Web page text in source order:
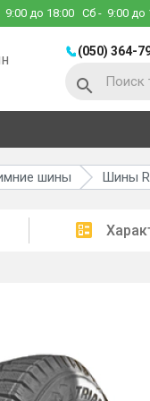
9:00 до 18:00 Сб - 9:00 до
(050) 364-
шины Шины